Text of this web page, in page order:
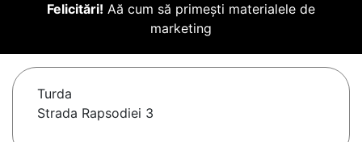
Felicitări! Aă cum să primești materialele de
marketing
Turda
Strada Rapsodiei 3